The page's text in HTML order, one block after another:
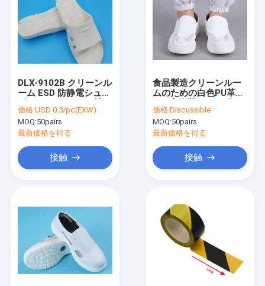
DLX-9102B クリーンル
ーム ESD 防静電シュー
料,防滑,電子機器&医薬
品 (36-46サイズ)
価格:USD 0.3/pc(EXW)
MOQ:50pairs
最新価格を得る
接触
食品製造クリーンルー
ムのための白色PU革
48,アンチステティック
&掃除が簡単
価格:Discussible
MOQ:50pairs
最新価格を得る
接触